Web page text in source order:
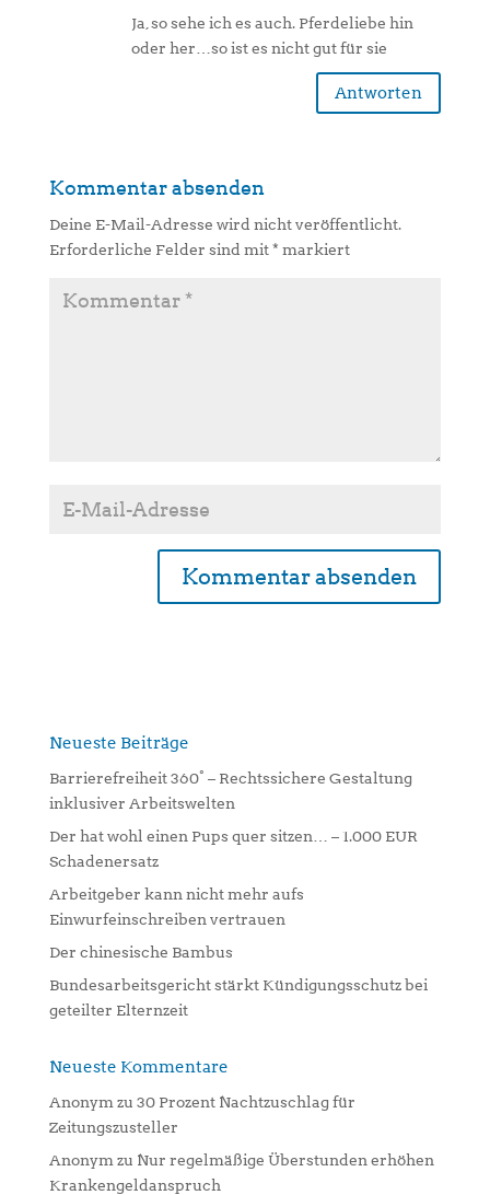
Ja, so sehe ich es auch. Pferdeliebe hin
oder her…so ist es nicht gut für sie
Antworten
Kommentar absenden
Deine E-Mail-Adresse wird nicht veröffentlicht.
Erforderliche Felder sind mit* markiert
n
v
e
:
Neueste Beiträge
Barrierefreiheit 360° – Rechtssichere Gestaltung
inklusiver Arbeitswelten
Der hat wohl einen Pups quer sitzen… – 1.000 EUR
Schadenersatz
Arbeitgeber kann nicht mehr aufs
Einwurfeinschreiben vertrauen
Der chinesische Bambus
Bundesarbeitsgericht stärkt Kündigungsschutz bei
geteilter Elternzeit
Neueste Kommentare
Anonym zu 30 Prozent Nachtzuschlag für
Zeitungszusteller
Anonym zu Nur regelmäßige Überstunden erhöhen
Krankengeldanspruch